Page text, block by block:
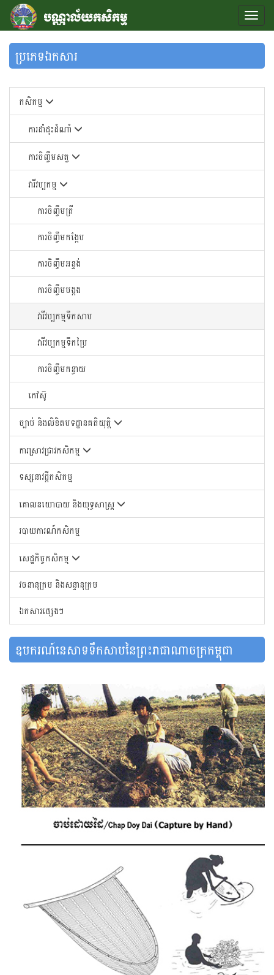
ប្រភេទឯកសារ
កសិកម្ម
ការដាំដុះដំណាំ
ការចិញ្ចឹមសត្វ
វារីវប្បកម្ម
ការចិញ្ចឹមត្រី
ការចិញ្ចឹមកង្កែប
ការចិញ្ចឹមអន្ទង់
ការចិញ្ចឹមបង្កង
វារីវប្បកម្មទឹកសាប
វារីវប្បកម្មទឹកប្រៃ
ការចិញ្ចឹមកន្ធាយ
កៅស៊ូ
ច្បាប់ និងលិខិតបទដ្ឋានគតិយុត្តិ
ការស្រាវជ្រាវកសិកម្ម
ទស្សនាវដ្តីកសិកម្ម
គោលនយោបាយ និងយុទ្ធសាស្រ្ត
របាយការណ៍កសិកម្ម
សេដ្ឋកិច្ចកសិកម្ម
វចនានុក្រម និងសន្ទានុក្រម
ឯកសារផ្សេងៗ
ឧបករណ៍នេសាទទឹកសាបនៃព្រះរាជាណាចក្រកម្ពុជា